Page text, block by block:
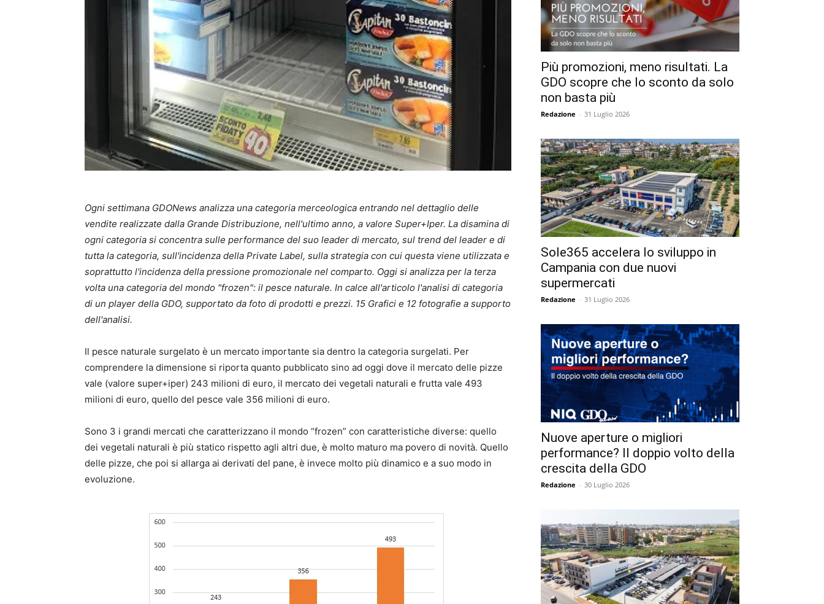
Ogni settimana GDONews analizza una categoria merceologica entrando nel dettaglio delle
vendite realizzate dalla Grande Distribuzione, nell'ultimo anno, a valore Super+Iper. La disamina di
ogni categoria si concentra sulle performance del suo leader di mercato, sul trend del leader e di
tutta la categoria, sull'incidenza della Private Label, sulla strategia con cui questa viene utilizzata e
soprattutto l'incidenza della pressione promozionale nel comparto. Oggi si analizza per la terza
volta una categoria del mondo "frozen": il pesce naturale. In calce all'articolo l'analisi di categoria
di un player della GDO, supportato da foto di prodotti e prezzi. 15 Grafici e 12 fotografie a supporto
dell'analisi.
Il pesce naturale surgelato è un mercato importante sia dentro la categoria surgelati. Per
comprendere la dimensione si riporta quanto pubblicato sino ad oggi dove il mercato delle pizze
vale (valore super+iper) 243 milioni di euro, il mercato dei vegetali naturali e frutta vale 493
milioni di euro, quello del pesce vale 356 milioni di euro.
Sono 3 i grandi mercati che caratterizzano il mondo “frozen” con caratteristiche diverse: quello
dei vegetali naturali è più statico rispetto agli altri due, è molto maturo ma povero di novità. Quello
delle pizze, che poi si allarga ai derivati del pane, è invece molto più dinamico e a suo modo in
evoluzione.
Più promozioni, meno risultati. La
GDO scopre che lo sconto da solo
non basta più
Redazione - 31 Luglio 2026
Sole365 accelera lo sviluppo in
Campania con due nuovi
supermercati
Redazione - 31 Luglio 2026
Nuove aperture o migliori
performance? Il doppio volto della
crescita della GDO
Redazione - 30 Luglio 2026